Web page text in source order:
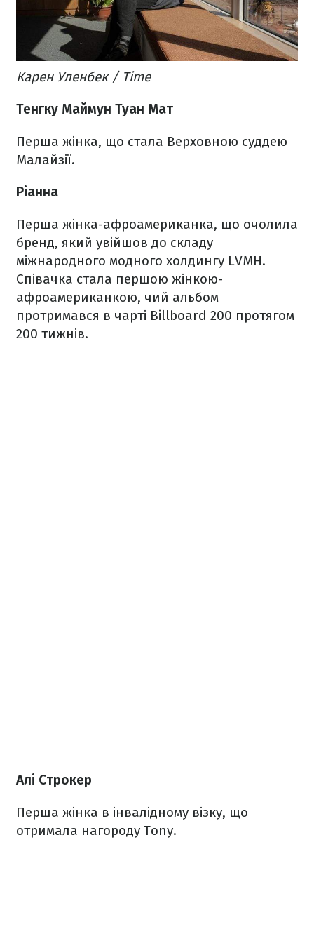
Карен Уленбек / Time
Тенгку Маймун Туан Мат
Перша жінка, що стала Верховною суддею
Малайзії.
Ріанна
Перша жінка-афроамериканка, що очолила
бренд, який увійшов до складу
міжнародного модного холдингу LVMH.
Співачка стала першою жінкою-
афроамериканкою, чий альбом
протримався в чарті Billboard 200 протягом
200 тижнів.
Алі Строкер
Перша жінка в інвалідному візку, що
отримала нагороду Tony.